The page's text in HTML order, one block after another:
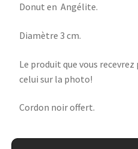
Donut en Angélite.
Diamètre 3 cm.
Le produit que vous
celui sur la photo!
Cordon noir offert.